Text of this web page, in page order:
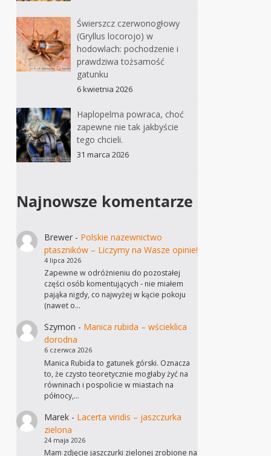
Świerszcz czerwonogłowy
(Gryllus locorojo) w
hodowlach: pochodzenie i
prawdziwa tożsamość
gatunku
6 kwietnia 2026
Haplopelma powraca, choć
zapewne nie tak jakbyście
tego chcieli.
31 marca 2026
Najnowsze komentarze
Brewer- Polskie nazewnictwo
ptaszników – Liczymy na Wasze opinie!
4 lipca 2026
Zapewne w odróżnieniu do pozostałej
części osób komentujących - nie miałem
pająka nigdy, co najwyżej w kącie pokoju
(nawet o…
Szymon - Manica rubida – wścieklica
dorodna
6 czerwca 2026
Manica Rubida to gatunek górski. Oznacza
to, że czysto teoretycznie mogłaby żyć na
równinach i pospolicie w miastach na
północy,…
Marek- Lacerta viridis – jaszczurka
zielona
24 maja 2026
Mam zdjęcie jaszczurki zielonej zrobione na